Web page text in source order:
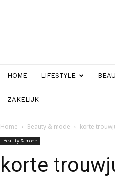
HOME LIFESTYLE
ZAKELIJK
Home Beauty & mode korte
Beauty & mode
korte